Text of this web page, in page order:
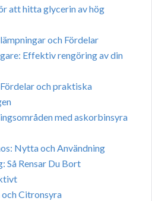
att hitta glycerin av hög
och Fördelar
Effektiv rengöring av din
och praktiska
med askorbinsyra
Nytta och Användning
Så Rensar Du Bort
Citronsyra